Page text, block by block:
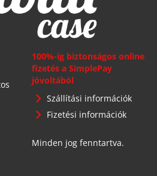
100%-ig biztonságos online
fizetés a SimplePay
jóvoltából
Szállítási információk
Fizetési információk
Minden jog fenntartva.